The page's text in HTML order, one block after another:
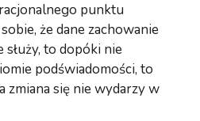
punktu
że dane zachowanie
to dopóki nie
podświadomości, to
zmiana się nie wydarzy w